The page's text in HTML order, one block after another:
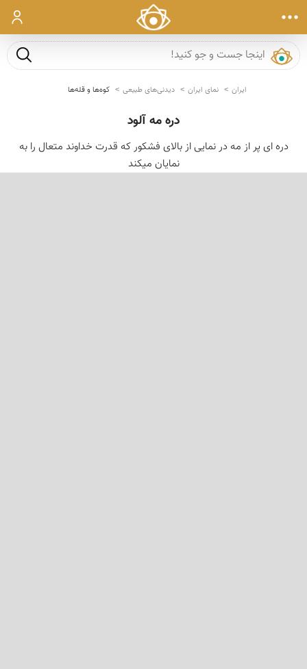
ورود
جست و
ایران نمای ایران دیدنی‌های طبیعی کوه‌ها و قله‌ها
دره مه آلود
دره ای پر از مه در نمایی از بالای فشكور كه قدرت خداوند متعال را به
نمایان میكند